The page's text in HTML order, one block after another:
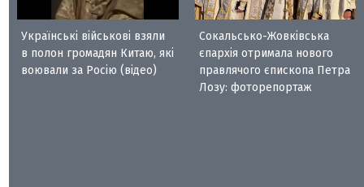
Українські військові взяли
в полон громадян Китаю, які
воювали за Росію (відео)
Сокальсько-Жовківська
єпархія отримала нового
правлячого єпископа Петра
Лозу: фоторепортаж